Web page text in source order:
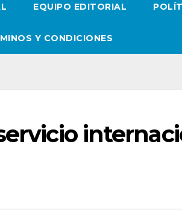
EQUIPO EDITORIAL
Y CONDICIONES